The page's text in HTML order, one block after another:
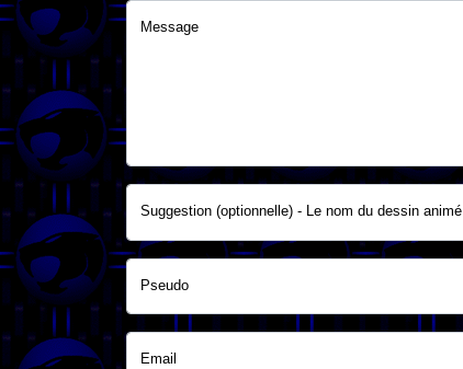
Message
Suggestion (optionnelle) - Le nom du dessin animé
Pseudo
Email